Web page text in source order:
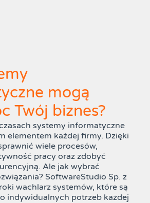
mogą
Twój biznes?
systemy informatyczne
elementem każdej firmy. Dzięki
wiele procesów,
pracy oraz zdobyć
Ale jak wybrać
SoftwareStudio Sp. z
wachlarz systemów, które są
indywidualnych potrzeb każdej